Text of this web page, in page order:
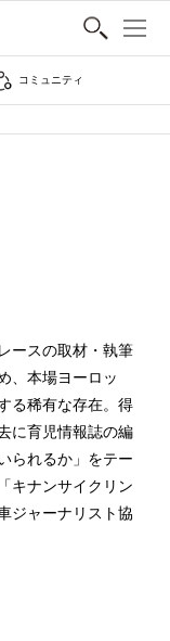
コミュニティ
ースの取材・執筆
、本場ヨーロッ
る稀有な存在。得
に育児情報誌の編
られるか」をテー
キナンサイクリン
ジャーナリスト協